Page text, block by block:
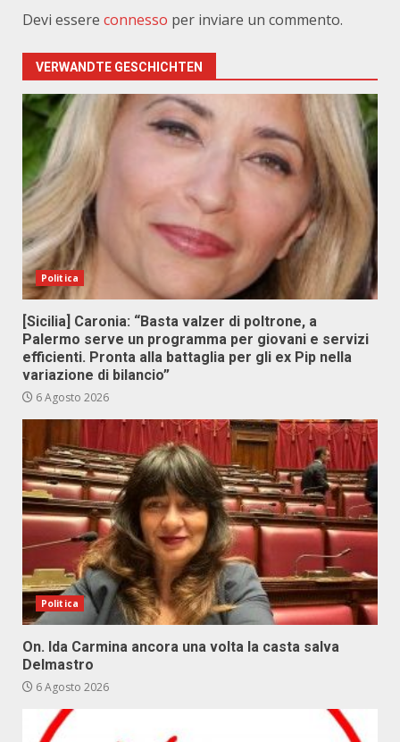
Devi essere connesso per inviare un commento.
VERWANDTE GESCHICHTEN
Politica
[Sicilia] Caronia: “Basta valzer di poltrone, a
Palermo serve un programma per giovani e servizi
efficienti. Pronta alla battaglia per gli ex Pip nella
variazione di bilancio”
6 Agosto 2026
Politica
On. Ida Carmina ancora una volta la casta salva
Delmastro
6 Agosto 2026